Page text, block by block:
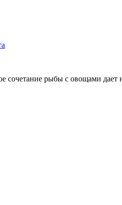
сочетание рыбы с овощами дает